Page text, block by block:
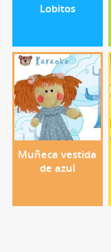
Lobitos
Muñeca vestida
de azul